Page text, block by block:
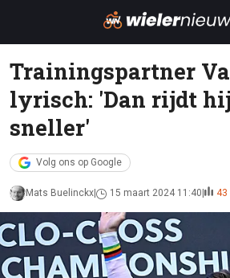
Trainingspartner
lyrisch: 'Dan rijdt
sneller'
Volg ons op Google
Mats Buelinckx 15 maart 2024 11:40